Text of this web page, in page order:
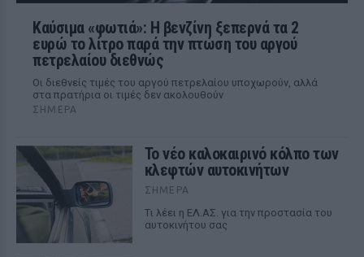
Καύσιμα «φωτιά»: Η βενζίνη ξεπερνά τα 2
ευρώ το λίτρο παρά την πτώση του αργού
πετρελαίου διεθνώς
Οι διεθνείς τιμές του αργού πετρελαίου υποχωρούν, αλλά
στα πρατήρια οι τιμές δεν ακολουθούν
ΣΉΜΕΡΑ
Το νέο καλοκαιρινό κόλπο των
κλεφτών αυτοκινήτων
ΣΉΜΕΡΑ
Tι λέει η ΕΛ.ΑΣ. για την προστασία του
αυτοκινήτου σας